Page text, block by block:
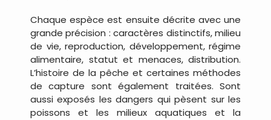
Chaque espèce est ensuite décrite avec une
grande précision : caractères distinctifs, milieu
de vie, reproduction, développement, régime
alimentaire, statut et menaces, distribution.
L’histoire de la pêche et certaines méthodes
de capture sont également traitées. Sont
aussi exposés les dangers qui pèsent sur les
poissons et les milieux aquatiques et la